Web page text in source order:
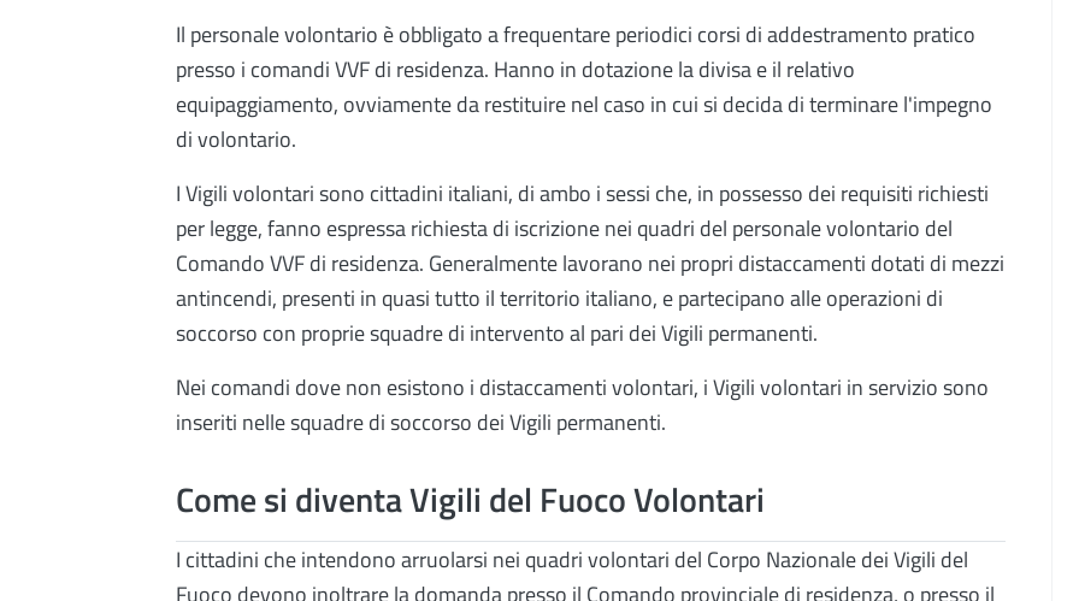
Il personale volontario è obbligato a frequentare periodici corsi di addestramento pratico
presso i comandi VVF di residenza. Hanno in dotazione la divisa e il relativo
equipaggiamento, ovviamente da restituire nel caso in cui si decida di terminare l'impegno
di volontario.
I Vigili volontari sono cittadini italiani, di ambo i sessi che, in possesso dei requisiti richiesti
per legge, fanno espressa richiesta di iscrizione nei quadri del personale volontario del
Comando VVF di residenza. Generalmente lavorano nei propri distaccamenti dotati di mezzi
antincendi, presenti in quasi tutto il territorio italiano, e partecipano alle operazioni di
soccorso con proprie squadre di intervento al pari dei Vigili permanenti.
Nei comandi dove non esistono i distaccamenti volontari, i Vigili volontari in servizio sono
inseriti nelle squadre di soccorso dei Vigili permanenti.
Come si diventa Vigili del Fuoco Volontari
I cittadini che intendono arruolarsi nei quadri volontari del Corpo Nazionale dei Vigili del
Fuoco devono inoltrare la domanda presso il Comando provinciale di residenza, o presso il